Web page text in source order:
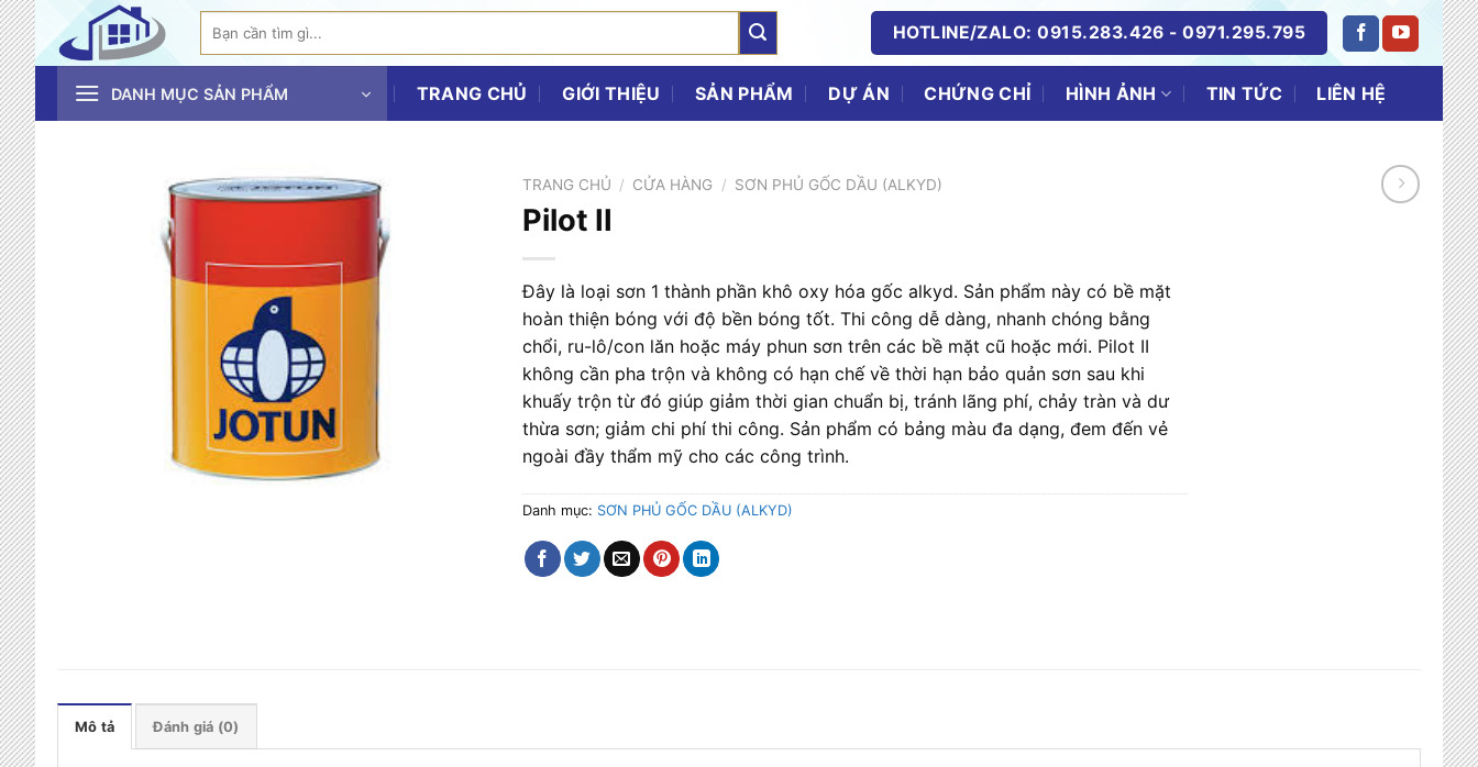
Bỏ
qua
nội
dung
kiếm:
HOTLINE/ZALO: 0915.283.426 - 0971.295.795
DANH MỤC SẢN PHẨM TRANG CHỦ GIỚI THIỆU SẢN PHẨM DỰ ÁN CHỨNG CHỈ HÌNH ẢNH TIN TỨC LIÊN HỆ
TRANG CHỦ / CỬA HÀNG / SƠN PHỦ GỐC DẦU (ALKYD)
Pilot II
Đây là loại sơn 1 thành phần khô oxy hóa gốc alkyd. Sản phẩm này có bề mặt
hoàn thiện bóng với độ bền bóng tốt. Thi công dễ dàng, nhanh chóng bằng
chổi, ru-lô/con lăn hoặc máy phun sơn trên các bề mặt cũ hoặc mới. Pilot II
không cần pha trộn và không có hạn chế về thời hạn bảo quản sơn sau khi
khuấy trộn từ đó giúp giảm thời gian chuẩn bị, tránh lãng phí, chảy tràn và dư
thừa sơn; giảm chi phí thi công. Sản phẩm có bảng màu đa dạng, đem đến vẻ
ngoài đầy thẩm mỹ cho các công trình.
Danh mục: SƠN PHỦ GỐC DẦU (ALKYD)
Mô tả Đánh giá (0)